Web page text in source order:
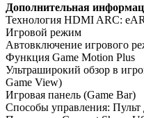
Дополнительная
Технология HDMI ARC:
Игровой режим
Автовключение игрового
Функция Game Motion Plus
Ультраширокий обзор в
Game View)
Игровая панель (Game Bar)
Способы управления: